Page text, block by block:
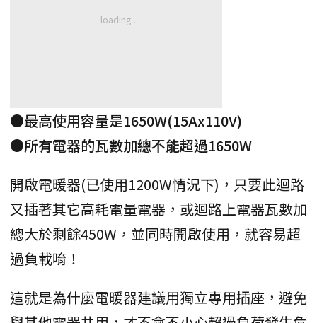
●最高使用容量是1650W(15Ax110V)
●所有電器的瓦數加總不能超過1650W
開啟電暖器(已使用1200W情況下)，只要此迴路
又插著其它高耗電量電器，或迴路上電器瓦數加
總大於剩餘450W，並同時開啟使用，就容易超
過負載唷！
這就是為什麼電暖器建議用獨立專用插座，避免